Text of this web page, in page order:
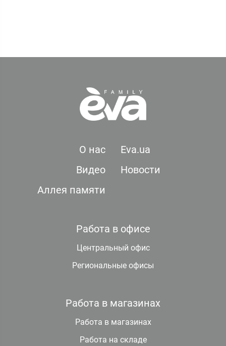
О нас
Eva.ua
Видео
Новости
Аллея памяти
Работа в офисе
Центральный офис
Региональные офисы
Работа в магазинах
Работа в магазинах
Работа на складе